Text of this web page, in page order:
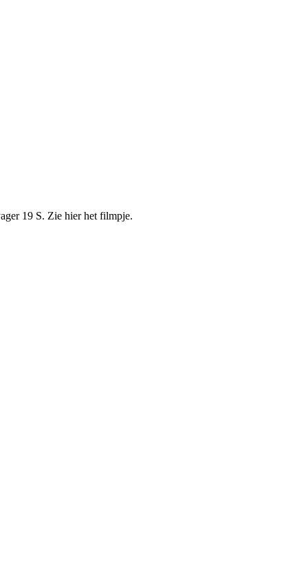
19 S. Zie hier het filmpje.